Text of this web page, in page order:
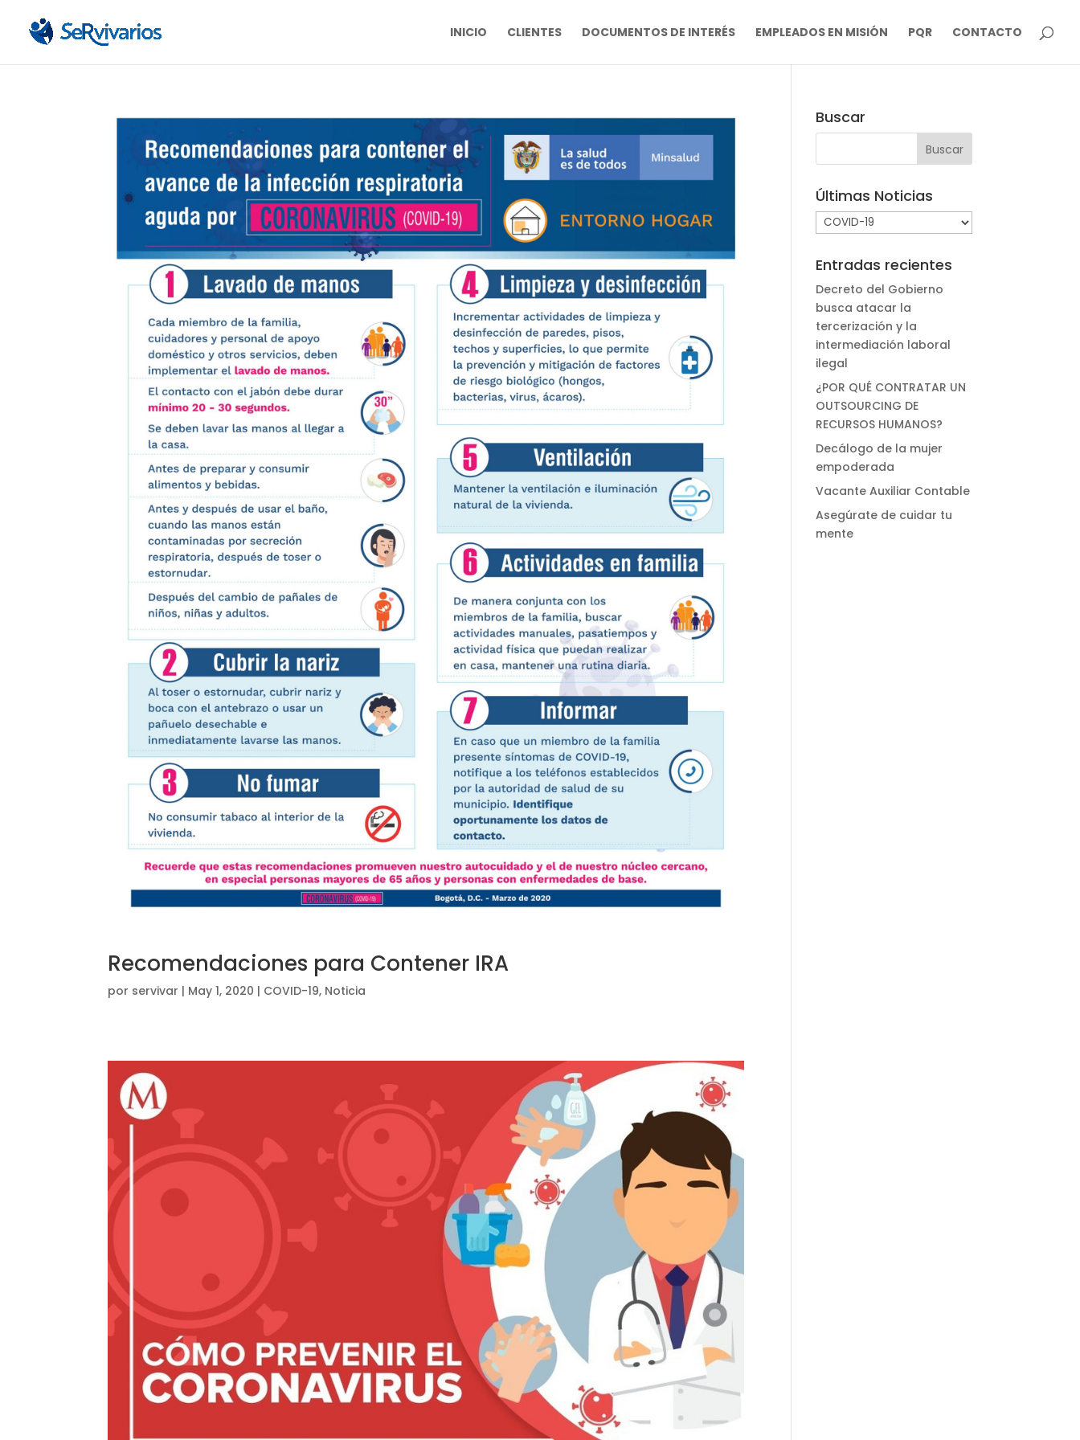
INICIO CLIENTES DOCUMENTOS DE INTERÉS EMPLEADOS EN MISIÓN PQR CONTACTO
Recomendaciones para Contener IRA
por servivar | May 1, 2020 | COVID-19, Noticia
Buscar
Últimas Noticias
Últimas
Noticias
Entradas recientes
Decreto del Gobierno
busca atacar la
tercerización y la
intermediación laboral
ilegal
¿POR QUÉ CONTRATAR UN
OUTSOURCING DE
RECURSOS HUMANOS?
Decálogo de la mujer
empoderada
Vacante Auxiliar Contable
Asegúrate de cuidar tu
mente